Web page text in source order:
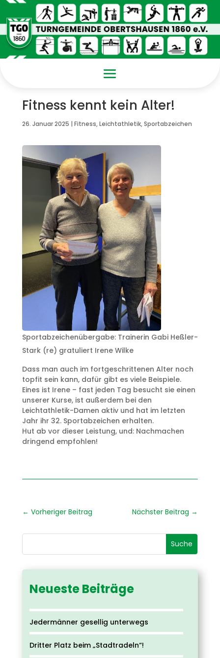
Fitness kennt kein Alter!
26. Januar 2025 | Fitness,Leichtathletik,Sportabzeichen
Sportabzeichenübergabe: Trainerin Gabi Heßler-
Stark (re) gratuliert Irene Wilke
Dass man auch im fortgeschrittenen Alter noch
topfit sein kann, dafür gibt es viele Beispiele.
Eines ist Irene – fast jeden Tag besucht sie einen
unserer Kurse, ist außerdem bei den
Leichtathletik-Damen aktiv und hat im letzten
Jahr ihr 32. Sportabzeichen erhalten.
Hut ab vor dieser Leistung, und: Nachmachen
dringend empfohlen!
← Vorheriger Beitrag Nächster Beitrag →
Neueste Beiträge
Jedermänner gesellig unterwegs
Dritter Platz beim „Stadtradeln“!